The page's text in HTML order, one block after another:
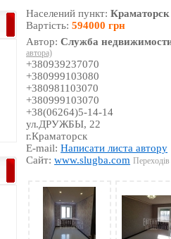
Населений пункт:Краматорск
Вартість:594000 грн
Автор:Служба
автора)
+380939237070
+380999103080
+380981103070
+380999103070
+38(06264)5-14-14
ул.ДРУЖБЫ, 22
г.Краматорск
E-mail:Написати листа автору
Сайт:www.slugba.com